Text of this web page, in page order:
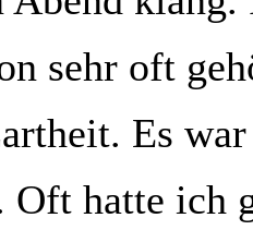
sehr oft
Es
Oft hatte ich